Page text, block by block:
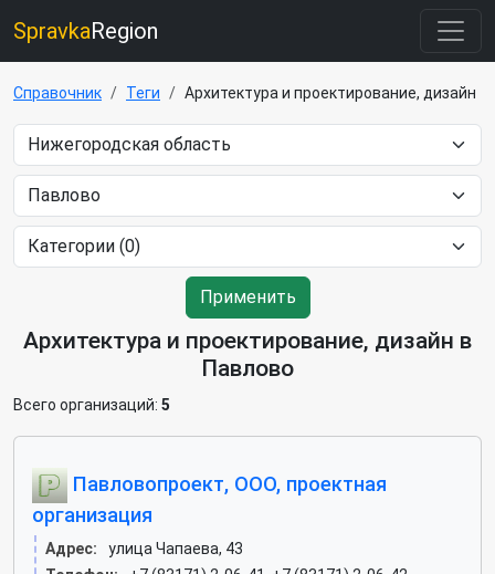
SpravkaRegion
Справочник Теги Архитектура и проектирование, дизайн
Применить
Архитектура и проектирование, дизайн в
Павлово
Всего организаций: 5
Павловопроект, ООО, проектная
организация
Адрес:
улица Чапаева, 43